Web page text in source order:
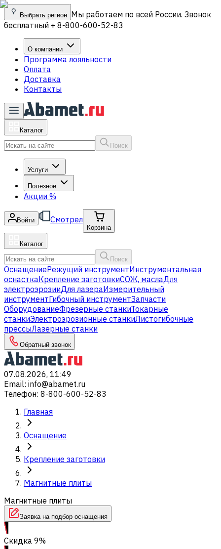
Выбрать регион Мы работаем по всей России. Звонок
бесплатный + 8-800-600-52-83
О компании
Программа лояльности
Оплата
Доставка
Контакты
Каталог
Поиск
Услуги
Полезное
Акции %
Войти Смотрел
Корзина
Каталог
Поиск
ОснащениеРежущий инструментИнструментальная
оснасткаКрепление заготовкиСОЖ, маслаДля
электроэрозииДля лазераИзмерительный
инструментГибочный инструментЗапчасти
ОборудованиеФрезерные станкиТокарные
станкиЭлектроэрозионные станкиЛистогибочные
прессыЛазерные станки
Обратный звонок
07.08.2026, 11:49
Email: info@abamet.ru
Телефон: 8-800-600-52-83
Главная
Оснащение
Крепление заготовки
Магнитные плиты
Магнитные плиты
Заявка на подбор оснащения
Скидка 9%